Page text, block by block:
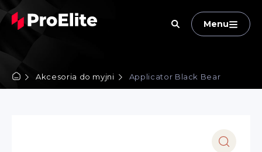
Menu
Akcesoria do myjni Applicator Black Bear